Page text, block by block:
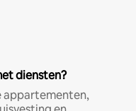
diensten?
appartementen,